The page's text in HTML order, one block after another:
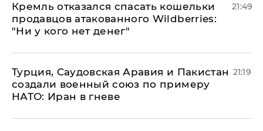
Кремль отказался спасать кошельки
продавцов атакованного Wildberries:
"Ни у кого нет денег"
21:49
Турция, Саудовская Аравия и Пакистан
создали военный союз по примеру
НАТО: Иран в гневе
21:19